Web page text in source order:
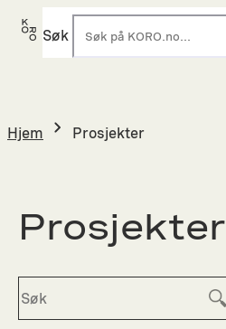
Hopp
Søk
Hjem Prosjekter
Prosjekter